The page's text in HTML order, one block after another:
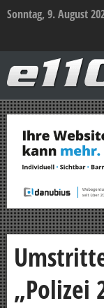
Sonntag, 9. August
–
Das
Sicherheitsportal
Zum
Inhalt
springen
„Polizei